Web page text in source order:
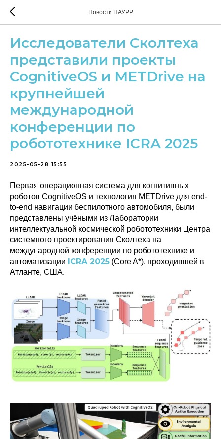
Новости НАУРР
Исследователи Сколтеха
представили проекты
CognitiveOS и METDrive на
крупнейшей
международной
конференции по
робототехнике ICRA 2025
2025-05-28 15:55
Первая операционная система для когнитивных
роботов CognitiveOS и технология METDrive для end-
to-end навигации беспилотного автомобиля, были
представлены учёными из Лаборатории
интеллектуальной космической робототехники Центра
системного проектирования Сколтеха на
международной конференции по робототехнике и
автоматизации ICRA 2025 (Core A*), проходившей в
Атланте, США.